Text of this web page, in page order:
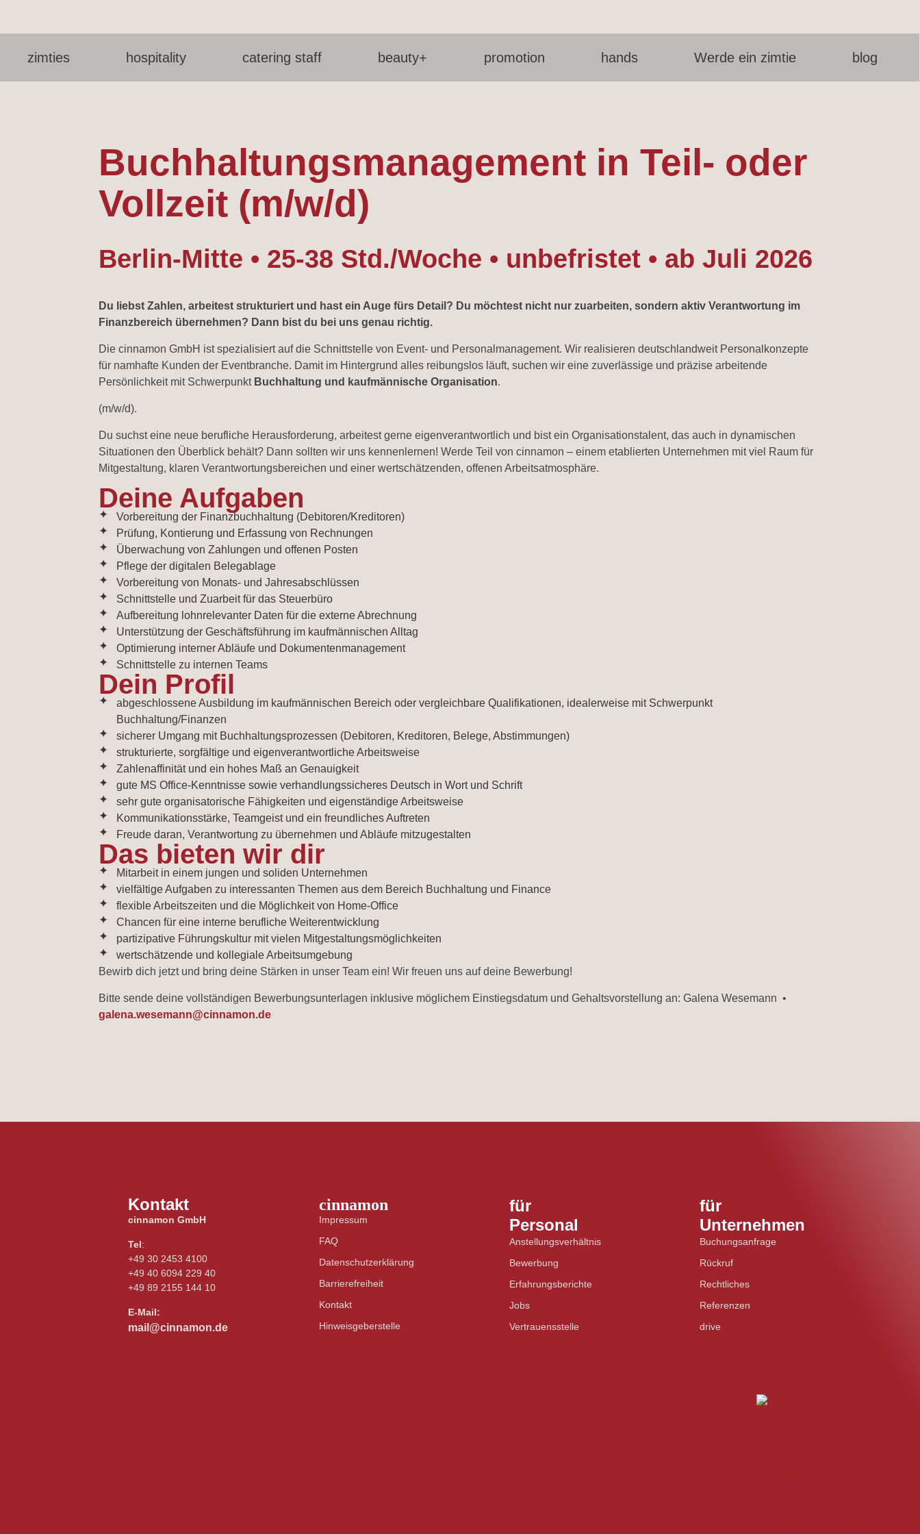
zimties hospitality catering staff beauty+ promotion hands Werde ein zimtie blog
Buchhaltungsmanagement in Teil- oder
Vollzeit (m/w/d)
Berlin-Mitte • 25-38 Std./Woche • unbefristet • ab Juli 2026
Du liebst Zahlen, arbeitest strukturiert und hast ein Auge fürs Detail? Du möchtest nicht nur zuarbeiten, sondern aktiv Verantwortung im
Finanzbereich übernehmen? Dann bist du bei uns genau richtig.
Die cinnamon GmbH ist spezialisiert auf die Schnittstelle von Event- und Personalmanagement. Wir realisieren deutschlandweit Personalkonzepte
für namhafte Kunden der Eventbranche. Damit im Hintergrund alles reibungslos läuft, suchen wir eine zuverlässige und präzise arbeitende
Persönlichkeit mit Schwerpunkt Buchhaltung und kaufmännische Organisation.
(m/w/d).
Du suchst eine neue berufliche Herausforderung, arbeitest gerne eigenverantwortlich und bist ein Organisationstalent, das auch in dynamischen
Situationen den Überblick behält? Dann sollten wir uns kennenlernen! Werde Teil von cinnamon – einem etablierten Unternehmen mit viel Raum für
Mitgestaltung, klaren Verantwortungsbereichen und einer wertschätzenden, offenen Arbeitsatmosphäre.
Deine Aufgaben
Vorbereitung der Finanzbuchhaltung (Debitoren/Kreditoren)
Prüfung, Kontierung und Erfassung von Rechnungen
Überwachung von Zahlungen und offenen Posten
Pflege der digitalen Belegablage
Vorbereitung von Monats- und Jahresabschlüssen
Schnittstelle und Zuarbeit für das Steuerbüro
Aufbereitung lohnrelevanter Daten für die externe Abrechnung
Unterstützung der Geschäftsführung im kaufmännischen Alltag
Optimierung interner Abläufe und Dokumentenmanagement
Schnittstelle zu internen Teams
Dein Profil
abgeschlossene Ausbildung im kaufmännischen Bereich oder vergleichbare Qualifikationen, idealerweise mit Schwerpunkt
Buchhaltung/Finanzen
sicherer Umgang mit Buchhaltungsprozessen (Debitoren, Kreditoren, Belege, Abstimmungen)
strukturierte, sorgfältige und eigenverantwortliche Arbeitsweise
Zahlenaffinität und ein hohes Maß an Genauigkeit
gute MS Office-Kenntnisse sowie verhandlungssicheres Deutsch in Wort und Schrift
sehr gute organisatorische Fähigkeiten und eigenständige Arbeitsweise
Kommunikationsstärke, Teamgeist und ein freundliches Auftreten
Freude daran, Verantwortung zu übernehmen und Abläufe mitzugestalten
Das bieten wir dir
Mitarbeit in einem jungen und soliden Unternehmen
vielfältige Aufgaben zu interessanten Themen aus dem Bereich Buchhaltung und Finance
flexible Arbeitszeiten und die Möglichkeit von Home-Office
Chancen für eine interne berufliche Weiterentwicklung
partizipative Führungskultur mit vielen Mitgestaltungsmöglichkeiten
wertschätzende und kollegiale Arbeitsumgebung
Bewirb dich jetzt und bring deine Stärken in unser Team ein! Wir freuen uns auf deine Bewerbung!
Bitte sende deine vollständigen Bewerbungsunterlagen inklusive möglichem Einstiegsdatum und Gehaltsvorstellung an: Galena Wesemann •
galena.wesemann@cinnamon.de
Kontakt
cinnamon GmbH
Tel:
+49 30 2453 4100
+49 40 6094 229 40
+49 89 2155 144 10
E-Mail:
mail@cinnamon.de
cinnamon
Impressum
FAQ
Datenschutzerklärung
Barrierefreiheit
Kontakt
Hinweisgeberstelle
für
Personal
Anstellungsverhältnis
Bewerbung
Erfahrungsberichte
Jobs
Vertrauensstelle
für
Unternehmen
Buchungsanfrage
Rückruf
Rechtliches
Referenzen
drive